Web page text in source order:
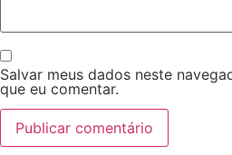
Salvar meus dados neste
que eu comentar.